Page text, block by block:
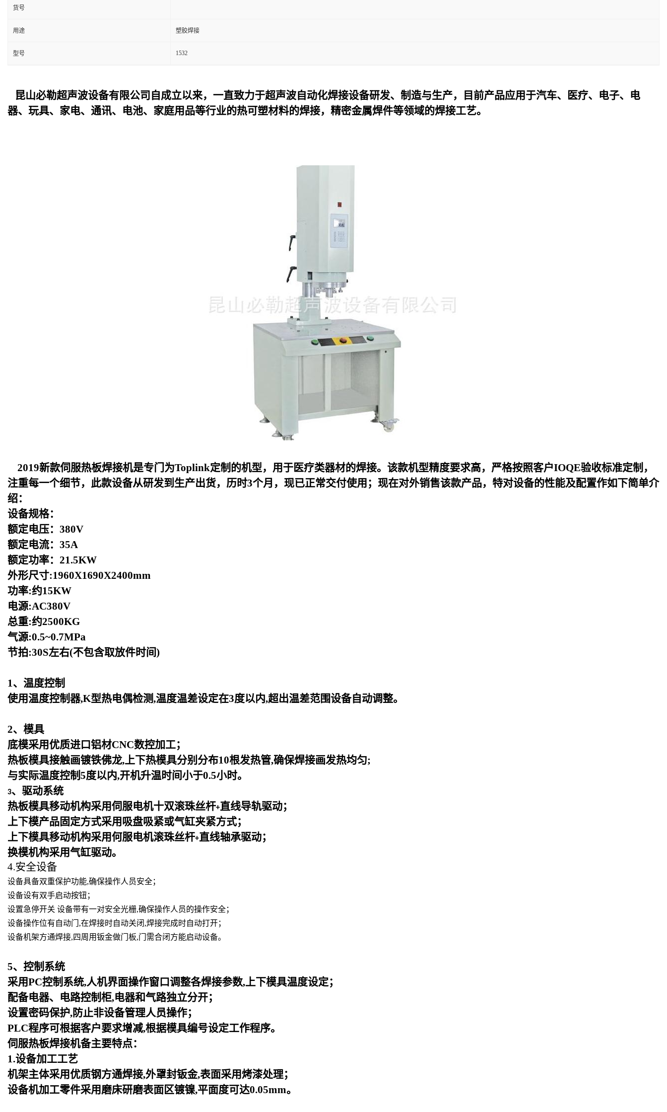
货号
用途 塑胶焊接
型号 1532
昆山必勒超声波设备有限公司自成立以来，一直致力于超声波自动化焊接设备研发、制造与生产，目前产品应用于汽车、医疗、电子、电
器、玩具、家电、通讯、电池、家庭用品等行业的热可塑材料的焊接，精密金属焊件等领域的焊接工艺。
2019新款伺服热板焊接机是专门为Toplink定制的机型，用于医疗类器材的焊接。该款机型精度要求高，严格按照客户IOQE验收标准定制，
注重每一个细节，此款设备从研发到生产出货，历时3个月，现已正常交付使用；现在对外销售该款产品，特对设备的性能及配置作如下简单介
绍：
设备规格：
额定电压：380V
额定电流：35A
额定功率：21.5KW
外形尺寸:1960X1690X2400mm
功率:约15KW
电源:AC380V
总重:约2500KG
气源:0.5~0.7MPa
节拍:30S左右(不包含取放件时间)
1、温度控制
使用温度控制器,K型热电偶检测,温度温差设定在3度以内,超出温差范围设备自动调整。
2、模具
底模采用优质进口铝材CNC数控加工；
热板模具接触画镀铁佛龙,上下热模具分别分布10根发热管,确保焊接画发热均匀;
与实际温度控制5度以内,开机升温时间小于0.5小时。
3、驱动系统
热板模具移动机构采用伺服电机十双滚珠丝杆+直线导轨驱动；
上下模产品固定方式采用吸盘吸紧或气缸夹紧方式；
上下模具移动机构采用何服电机滚珠丝杆+直线轴承驱动；
换模机构采用气缸驱动。
4.安全设备
设备具备双重保护功能,确保操作人员安全；
设备设有双手启动按钮；
设置急停开关 设备带有一对安全光栅,确保操作人员的操作安全；
设备操作位有自动门,在焊接时自动关闭,焊接完成时自动打开；
设备机架方通焊接,四周用钣金做门板,门需合闭方能启动设备。
5、控制系统
采用PC控制系统,人机界面操作窗口调整各焊接参数,上下模具温度设定；
配备电器、电路控制柜,电器和气路独立分开；
设置密码保护,防止非设备管理人员操作；
PLC程序可根据客户要求增减,根据模具编号设定工作程序。
伺服热板焊接机备主要特点：
1.设备加工工艺
机架主体采用优质钢方通焊接,外罩封钣金,表面采用烤漆处理；
设备机加工零件采用磨床研磨表面区镀镍,平面度可达0.05mm。